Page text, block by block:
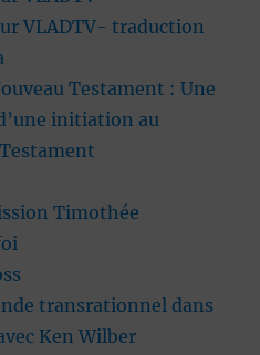
VLADTV- traduction
Testament : Une
initiation au
Timothée
transrationnel dans
Ken Wilber